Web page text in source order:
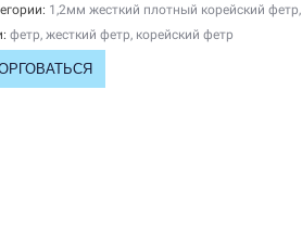
1,2мм жесткий плотный корейский фетр,
фетр, жесткий фетр, корейский фетр